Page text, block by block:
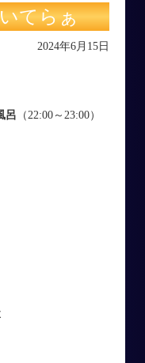
てらぁ
2024年6月15日
呂 （22:00～23:00）